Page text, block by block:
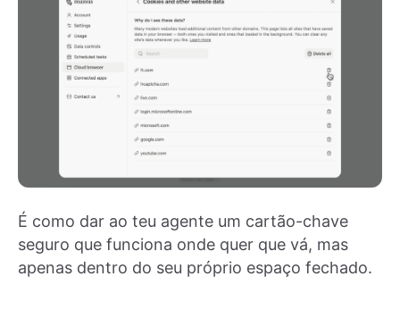
É como dar ao teu agente um cartão-chave
seguro que funciona onde quer que vá, mas
apenas dentro do seu próprio espaço fechado.